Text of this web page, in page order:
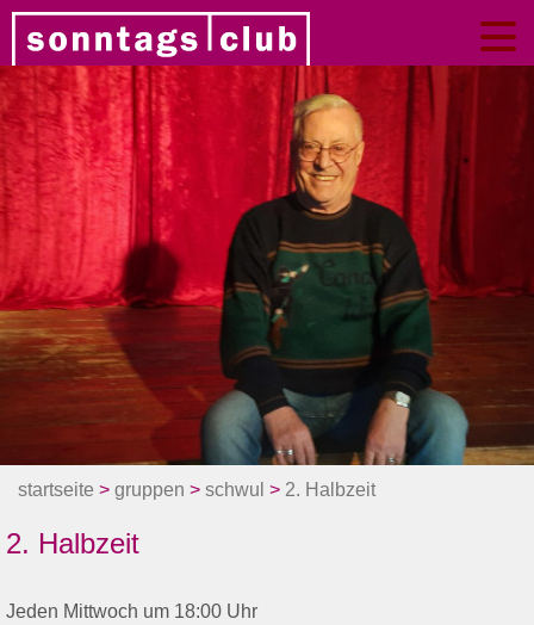
startseite > gruppen > schwul > 2. Halbzeit
2. Halbzeit
Jeden Mittwoch um 18:00 Uhr